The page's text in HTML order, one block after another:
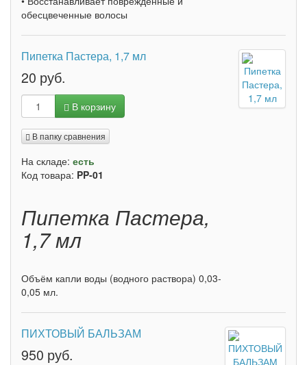
обесцвеченные волосы
Пипетка Пастера, 1,7 мл
20 руб.
В корзину
В папку сравнения
На складе: есть
Код товара: PP-01
Пипетка Пастера,
1,7 мл
Объём капли воды (водного раствора) 0,03-
0,05 мл.
ПИХТОВЫЙ БАЛЬЗАМ
950 руб.